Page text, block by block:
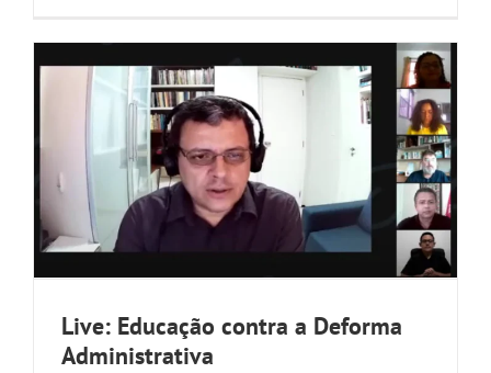
GALERIA
Live: Educação contra a Deforma
Administrativa